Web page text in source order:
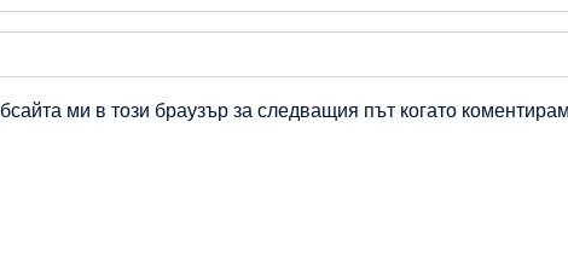
ми в този браузър за следващия път когато